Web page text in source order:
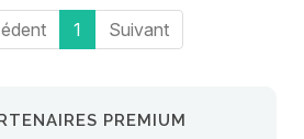
1 Suivant
PREMIUM